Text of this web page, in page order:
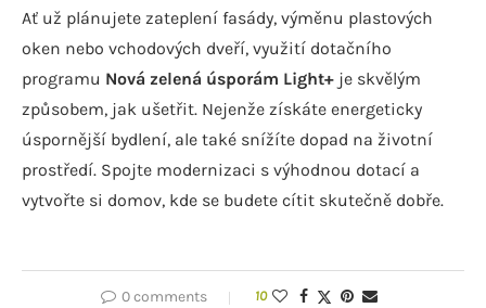
Ať už plánujete zateplení fasády, výměnu plastových
oken nebo vchodových dveří, využití dotačního
programu Nová zelená úsporám Light+ je skvělým
způsobem, jak ušetřit. Nejenže získáte energeticky
úspornější bydlení, ale také snížíte dopad na životní
prostředí. Spojte modernizaci s výhodnou dotací a
vytvořte si domov, kde se budete cítit skutečně dobře.
0 comments 10